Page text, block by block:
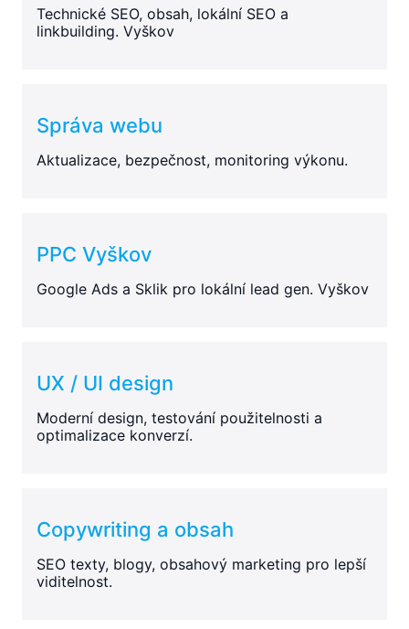
Technické SEO, obsah, lokální SEO a
linkbuilding. Vyškov
Správa webu
Aktualizace, bezpečnost, monitoring výkonu.
PPC Vyškov
Google Ads a Sklik pro lokální lead gen. Vyškov
UX / UI design
Moderní design, testování použitelnosti a
optimalizace konverzí.
Copywriting a obsah
SEO texty, blogy, obsahový marketing pro lepší
viditelnost.